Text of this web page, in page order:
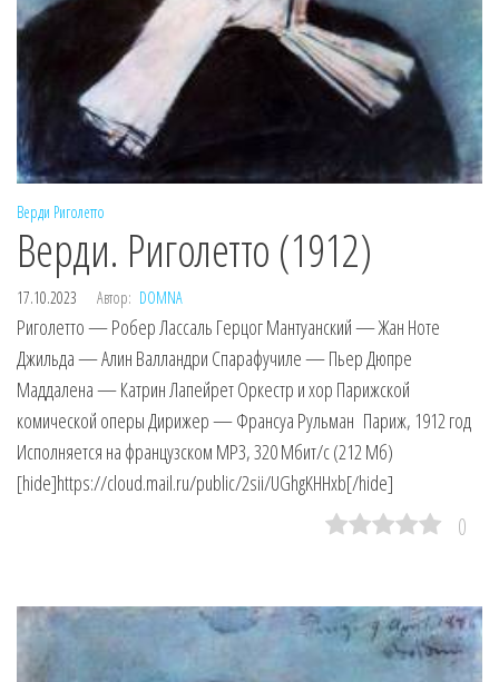
Верди Риголетто
Верди. Риголетто (1912)
17.10.2023 Автор: DOMNA
Риголетто — Робер Лассаль Герцог Мантуанский — Жан Ноте
Джильда — Алин Валландри Спарафучиле — Пьер Дюпре
Маддалена — Катрин Лапейрет Оркестр и хор Парижской
комической оперы Дирижер — Франсуа Рульман Париж, 1912 год
Исполняется на французском MP3, 320 Мбит/с (212 Мб)
[hide]https://cloud.mail.ru/public/2sii/UGhgKHHxb[/hide]
0